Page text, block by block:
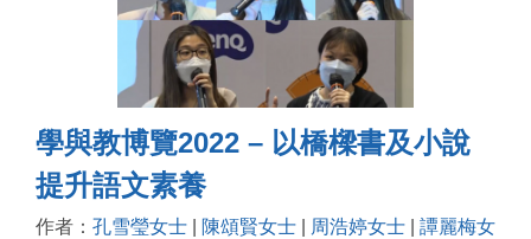
學與教博覽2022 – 以橋樑書及小說
提升語文素養
作者： 孔雪瑩女士 陳頌賢女士 周浩婷女士
譚麗梅女